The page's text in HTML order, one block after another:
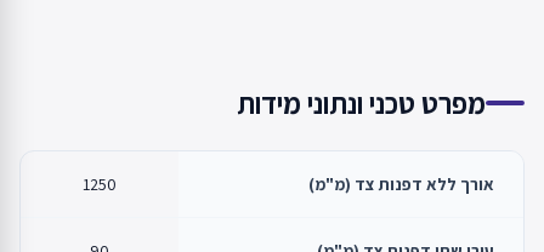
מפרט טכני ונתוני מידות
אורך ללא דפנות צד (מ"מ) 1250